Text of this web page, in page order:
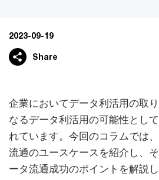
2023-09-19
Share
企業においてデータ利活用の取
なるデータ利活用の可能性とし
れています。今回のコラムでは
流通のユースケースを紹介し、
ータ流通成功のポイントを解説し